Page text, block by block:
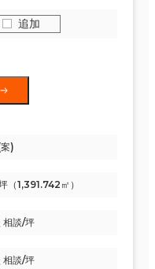
追加
)
（1,391.742㎡）
相談/坪
相談/坪